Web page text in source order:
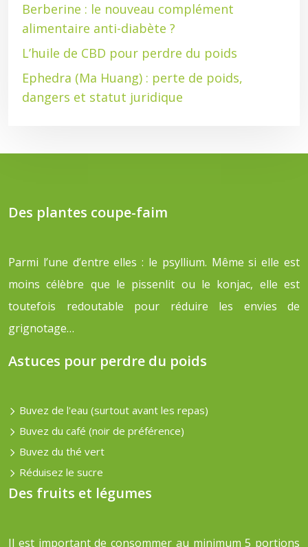
Berberine : le nouveau complément
alimentaire anti-diabète ?
L’huile de CBD pour perdre du poids
Ephedra (Ma Huang) : perte de poids,
dangers et statut juridique
Des plantes coupe-faim
Parmi l’une d’entre elles : le psyllium. Même si elle est
moins célèbre que le pissenlit ou le konjac, elle est
toutefois redoutable pour réduire les envies de
grignotage…
Astuces pour perdre du poids
Buvez de l'eau (surtout avant les repas)
Buvez du café (noir de préférence)
Buvez du thé vert
Réduisez le sucre
Des fruits et légumes
Il est important de consommer au minimum 5 portions